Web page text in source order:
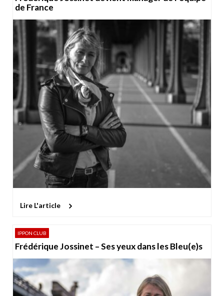
de France
Lire L'article
IPPON CLUB
Frédérique Jossinet – Ses yeux dans les Bleu(e)s